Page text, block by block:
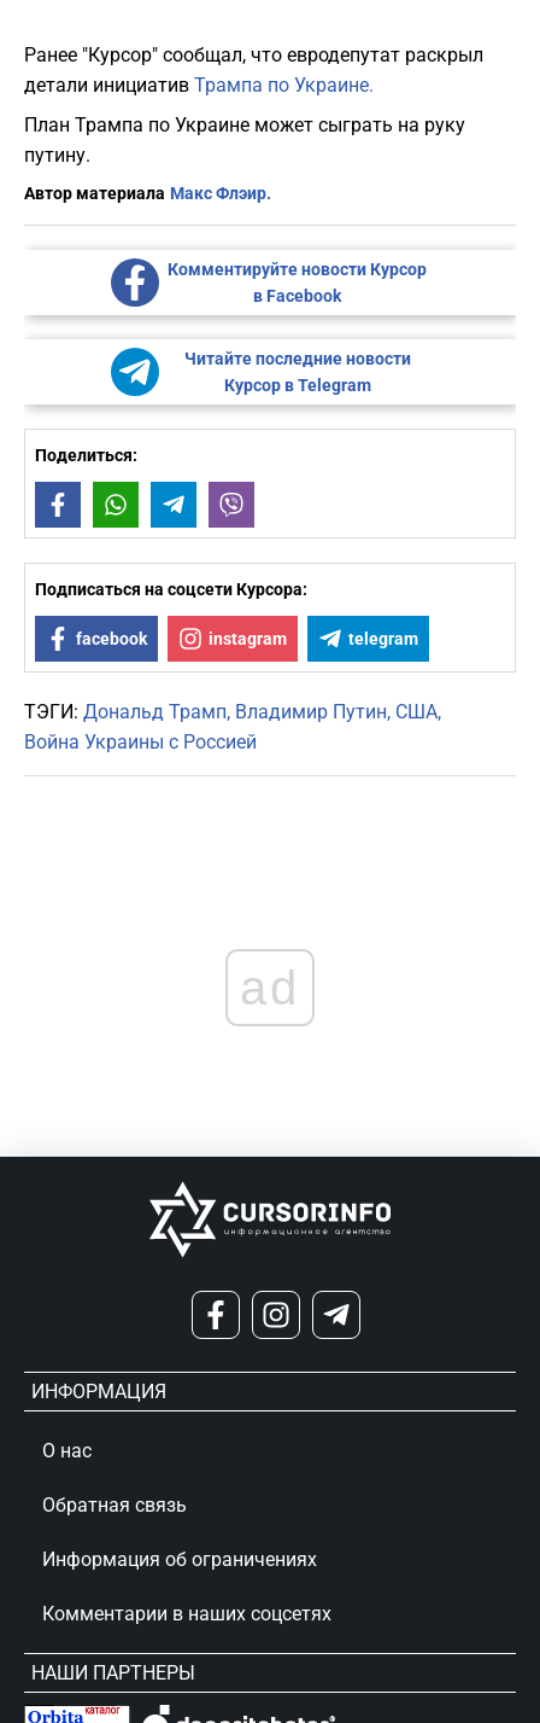
Ранее "Курсор" сообщал, что евродепутат раскрыл
детали инициатив Трампа по Украине.
План Трампа по Украине может сыграть на руку
путину.
Автор материала Макс Флэир.
Комментируйте новости Курсор
в Facebook
Читайте последние новости
Курсор в Telegram
Поделиться:
FacebookWhatsAppTelegram
Подписаться на соцсети Курсора:
facebook instagram telegram
ТЭГИ: Дональд Трамп Владимир Путин США
Война Украины с Россией
ad
ИНФОРМАЦИЯ
О нас
Обратная связь
Информация об ограничениях
Комментарии в наших соцсетях
НАШИ ПАРТНЕРЫ